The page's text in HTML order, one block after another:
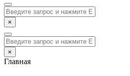
×
×
Главная